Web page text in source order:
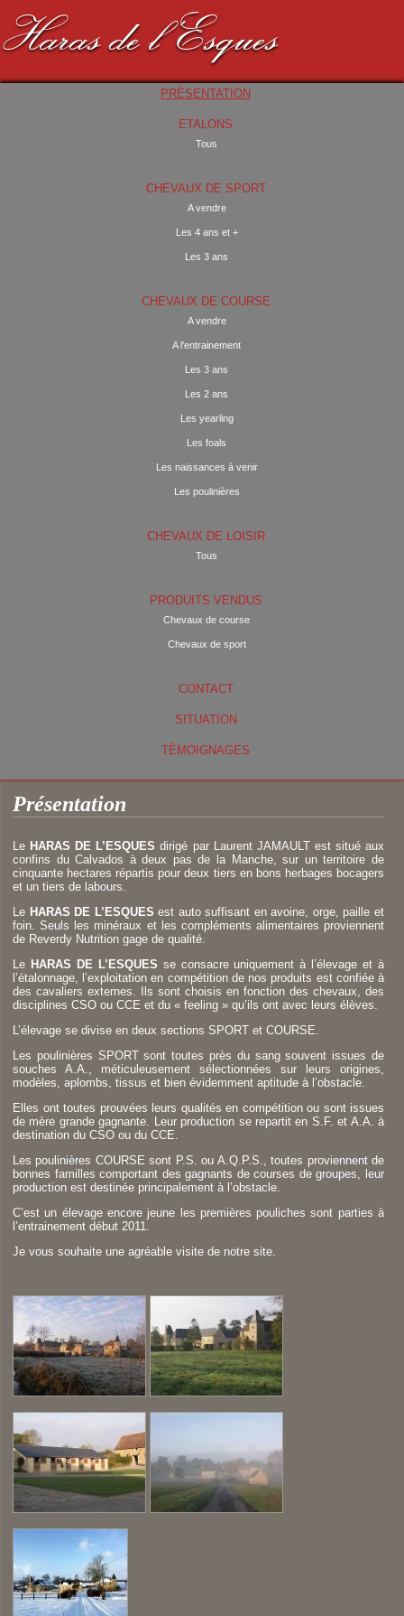
Haras de l'Esques
PRÉSENTATION
ETALONS
Tous
CHEVAUX DE SPORT
A vendre
Les 4 ans et +
Les 3 ans
CHEVAUX DE COURSE
A vendre
A l'entrainement
Les 3 ans
Les 2 ans
Les yearling
Les foals
Les naissances à venir
Les poulinières
CHEVAUX DE LOISIR
Tous
PRODUITS VENDUS
Chevaux de course
Chevaux de sport
CONTACT
SITUATION
TÉMOIGNAGES
Présentation
Le HARAS DE L’ESQUES dirigé par Laurent JAMAULT est situé aux
confins du Calvados à deux pas de la Manche, sur un territoire de
cinquante hectares répartis pour deux tiers en bons herbages bocagers
et un tiers de labours.
Le HARAS DE L’ESQUES est auto suffisant en avoine, orge, paille et
foin. Seuls les minéraux et les compléments alimentaires proviennent
de Reverdy Nutrition gage de qualité.
Le HARAS DE L’ESQUES se consacre uniquement à l’élevage et à
l’étalonnage, l’exploitation en compétition de nos produits est confiée à
des cavaliers externes. Ils sont choisis en fonction des chevaux, des
disciplines CSO ou CCE et du « feeling » qu’ils ont avec leurs élèves.
L’élevage se divise en deux sections SPORT et COURSE.
Les poulinières SPORT sont toutes près du sang souvent issues de
souches A.A., méticuleusement sélectionnées sur leurs origines,
modèles, aplombs, tissus et bien évidemment aptitude à l’obstacle.
Elles ont toutes prouvées leurs qualités en compétition ou sont issues
de mère grande gagnante. Leur production se repartit en S.F. et A.A. à
destination du CSO ou du CCE.
Les poulinières COURSE sont P.S. ou A.Q.P.S., toutes proviennent de
bonnes familles comportant des gagnants de courses de groupes, leur
production est destinée principalement à l’obstacle.
C’est un élevage encore jeune les premières pouliches sont parties à
l’entrainement début 2011.
Je vous souhaite une agréable visite de notre site.